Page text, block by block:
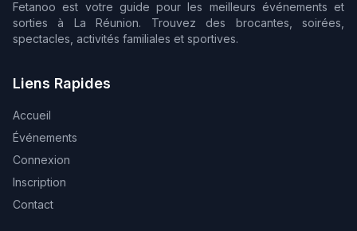
Fetanoo est votre guide pour les meilleurs événements et
sorties à La Réunion. Trouvez des brocantes, soirées,
spectacles, activités familiales et sportives.
Liens Rapides
Accueil
Événements
Connexion
Inscription
Contact